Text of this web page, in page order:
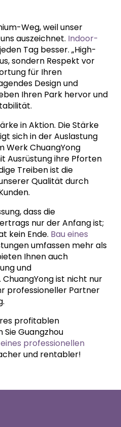
Weg, weil unser
auszeichnet. Indoor-
Tag besser. „High-
sondern Respekt vor
für Ihren
Design und
Ihren Park hervor und
in Aktion. Die Stärke
sich in der Auslastung
Werk ChuangYong
Ausrüstung ihre Pforten
Treiben ist die
Qualität durch
dass die
nur der Anfang ist;
kein Ende. Bau eines
umfassen mehr als
Ihnen auch
und
ist nicht nur
professioneller Partner
profitablen
Guangzhou
professionellen
und rentabler!